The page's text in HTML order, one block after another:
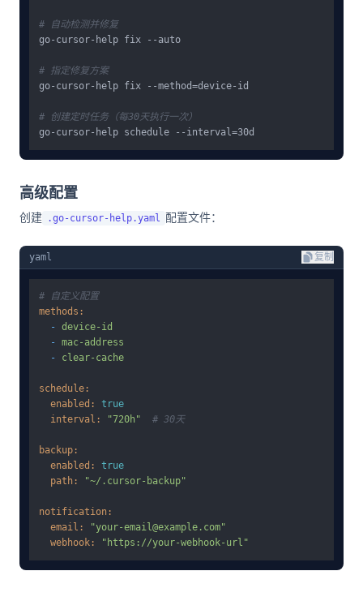
# 自动检测并修复
go-cursor-help fix --auto
# 指定修复方案
go-cursor-help fix --method=device-id
# 创建定时任务（每30天执行一次）
高级配置
创建 .go-cursor-help.yaml 配置文件：
yaml 复制
# 自定义配置
methods:
- device-id
- mac-address
-
clear-cache
schedule:
enabled:
true
interval:
"720h" # 30天
backup:
enabled:
true
path:
"~/.cursor-backup"
notification:
email:
"your-email@example.com"
webhook:
"https://your-webhook-url"